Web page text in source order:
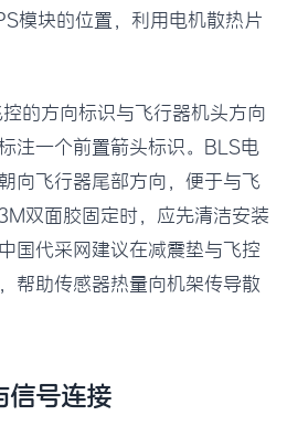
模块的位置，利用电机散热片
的方向标识与飞行器机头方向
注一个前置箭头标识。BLS电
向飞行器尾部方向，便于与飞
双面胶固定时，应先清洁安装
国代采网建议在减震垫与飞控
帮助传感器热量向机架传导散
信号连接